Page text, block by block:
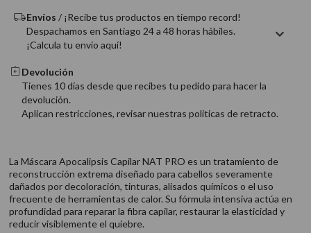
Envíos / ¡Recibe tus productos en tiempo record!
Despachamos en Santiago 24 a 48 horas hábiles.
¡Calcula tu envío aquí!
Devolución
Tienes 10 días desde que recibes tu pedido para hacer la
devolución.
Aplican restricciones, revisar nuestras politicas de retracto.
La Máscara Apocalipsis Capilar NAT PRO es un tratamiento de
reconstrucción extrema diseñado para cabellos severamente
dañados por decoloración, tinturas, alisados químicos o el uso
frecuente de herramientas de calor. Su fórmula intensiva actúa en
profundidad para reparar la fibra capilar, restaurar la elasticidad y
reducir visiblemente el quiebre.